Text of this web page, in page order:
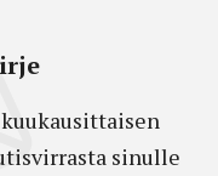
sinulle